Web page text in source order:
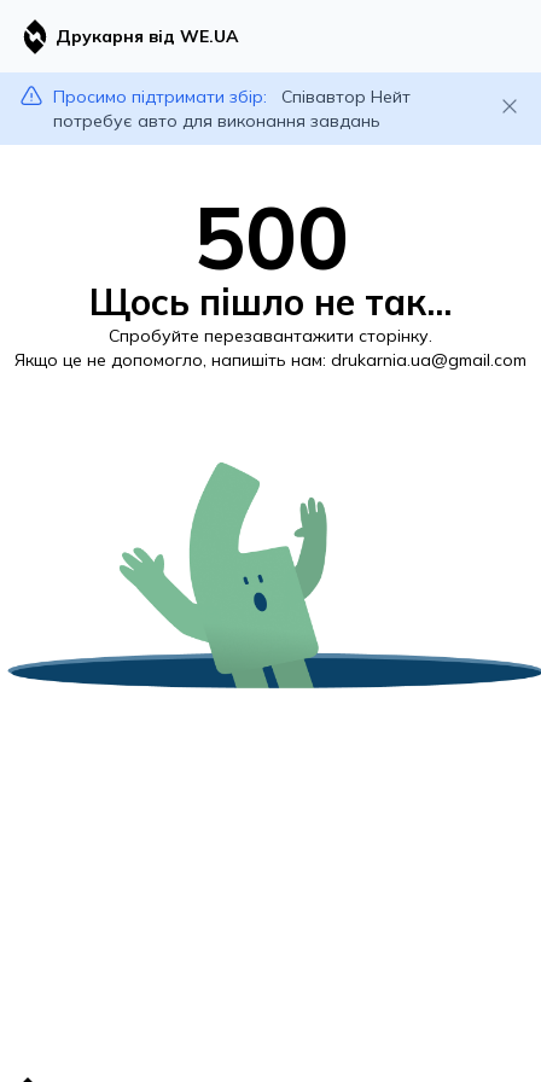
Друкарня від WE.UA
Просимо підтримати збір:
Співавтор Нейт
потребує авто для виконання завдань
500
Щось пішло не так...
Спробуйте перезавантажити сторінку.
Якщо це не допомогло, напишіть нам: drukarnia.ua@gmail.com